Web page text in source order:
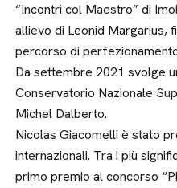
“Incontri col Maestro” di
allievo di Leonid Margarius,
percorso di
Da settembre 2021 svolge
Conservatorio Nazionale
Michel Dalberto.
Nicolas Giacomelli è stato
internazionali. Tra i più
primo premio al concorso